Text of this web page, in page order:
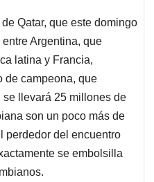
Qatar, que este domingo
entre Argentina, que
latina y Francia,
de campeona, que
llevará 25 millones de
son un poco más de
perdedor del encuentro
se embolsilla